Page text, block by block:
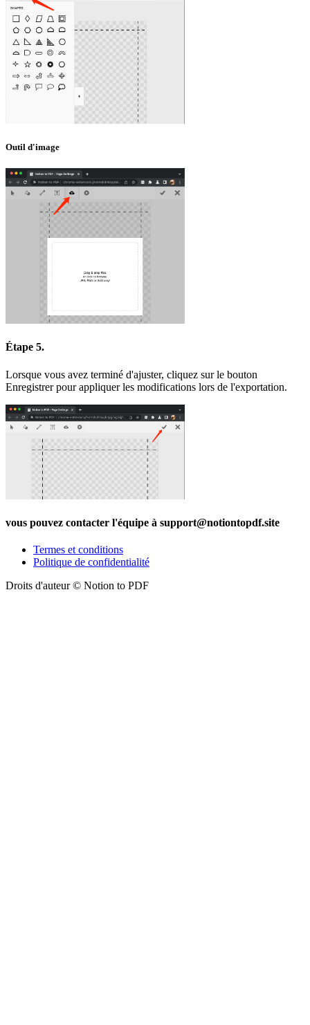
Outil d'image
Étape 5.
Lorsque vous avez terminé d'ajuster, cliquez sur le bouton
Enregistrer pour appliquer les modifications lors de l'exportation.
vous pouvez contacter l'équipe à support@notiontopdf.site
Termes et conditions
Politique de confidentialité
Droits d'auteur © Notion to PDF